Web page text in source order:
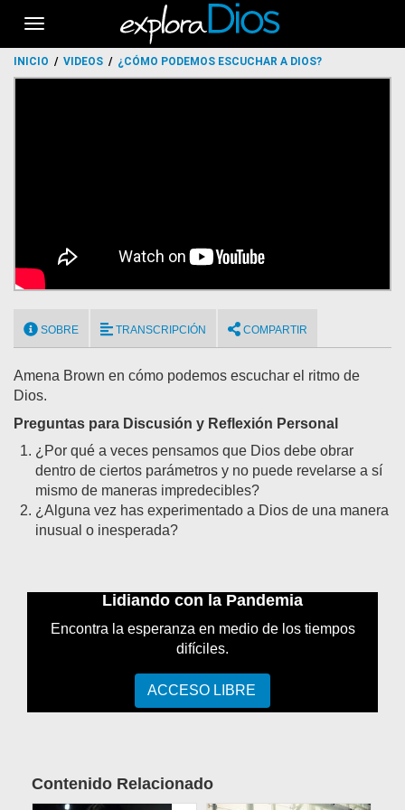
Toggle
navigation
INICIO VIDEOS ¿CÓMO PODEMOS ESCUCHAR A DIOS?
SOBRE TRANSCRIPCIÓN COMPARTIR
Amena Brown en cómo podemos escuchar el ritmo de
Dios.
Preguntas para Discusión y Reflexión Personal
¿Por qué a veces pensamos que Dios debe obrar
dentro de ciertos parámetros y no puede revelarse a sí
mismo de maneras impredecibles?
¿Alguna vez has experimentado a Dios de una manera
inusual o inesperada?
Lidiando con la Pandemia
Encontra la esperanza en medio de los tiempos
difíciles.
ACCESO LIBRE
Contenido Relacionado